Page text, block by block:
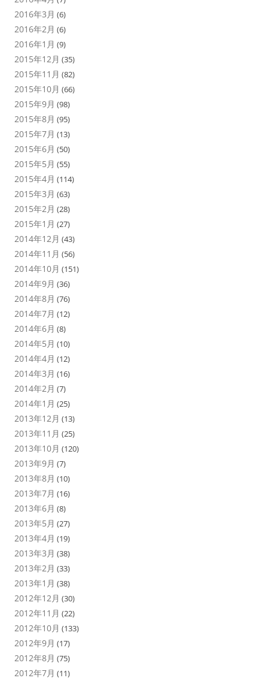
2016年3月 (6)
2016年2月 (6)
2016年1月 (9)
2015年12月 (35)
2015年11月 (82)
2015年10月 (66)
2015年9月 (98)
2015年8月 (95)
2015年7月 (13)
2015年6月 (50)
2015年5月 (55)
2015年4月 (114)
2015年3月 (63)
2015年2月 (28)
2015年1月 (27)
2014年12月 (43)
2014年11月 (56)
2014年10月 (151)
2014年9月 (36)
2014年8月 (76)
2014年7月 (12)
2014年6月 (8)
2014年5月 (10)
2014年4月 (12)
2014年3月 (16)
2014年2月 (7)
2014年1月 (25)
2013年12月 (13)
2013年11月 (25)
2013年10月 (120)
2013年9月 (7)
2013年8月 (10)
2013年7月 (16)
2013年6月 (8)
2013年5月 (27)
2013年4月 (19)
2013年3月 (38)
2013年2月 (33)
2013年1月 (38)
2012年12月 (30)
2012年11月 (22)
2012年10月 (133)
2012年9月 (17)
2012年8月 (75)
2012年7月 (11)